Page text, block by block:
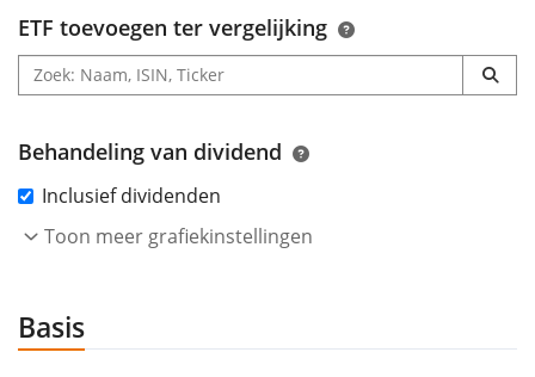
ETF toevoegen ter vergelijking
Behandeling van dividend
Inclusief dividenden
Toon meer grafiekinstellingen
Basis